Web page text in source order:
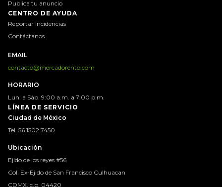
Publica tu anuncio
CENTRO DE AYUDA
Reportar Incidencias
Contáctanos
EMAIL
contacto@mercadorento.com
HORARIO
Lun. a Sáb. 9:00 a.m. a 7:00 p.m.
LÍNEA DE SERVICIO
Ciudad de México
Tel. 56 1502 7450
Ubicación
Ejido de los reyes #56
Col. Ex-Ejido de San Francisco Culhuacan
CDMX, c.p. 04420